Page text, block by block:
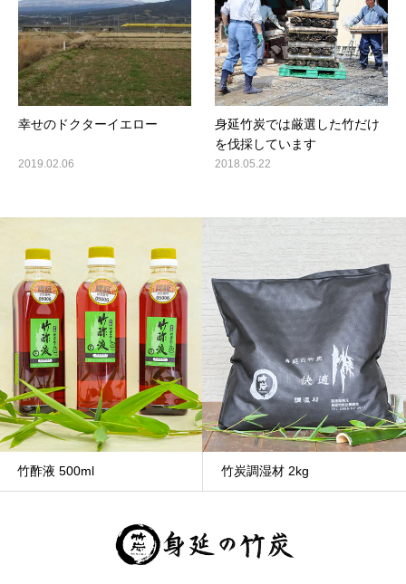
幸せのドクターイエロー
2019.02.06
身延竹炭では厳選した竹だけ
を伐採しています
2018.05.22
竹酢液 500ml 竹炭調湿材 2kg